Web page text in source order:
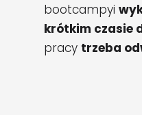
bootcampyi
krótkim czasie
pracy trzeba